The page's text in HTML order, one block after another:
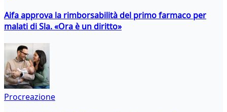
Aifa approva la rimborsabilità del primo farmaco per
malati di Sla. «Ora è un diritto»
Procreazione